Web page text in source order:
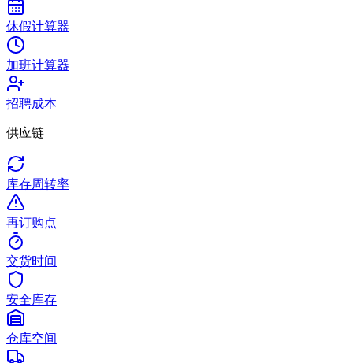
休假计算器
加班计算器
招聘成本
供应链
库存周转率
再订购点
交货时间
安全库存
仓库空间